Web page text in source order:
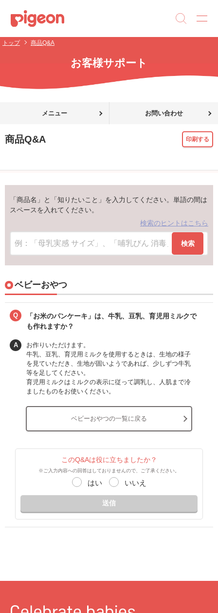
トップ 商品Q&A
お客様サポート
メニュー お問い合わせ
商品Q&A 印刷する
「商品名」と「知りたいこと」を入力してください。単語の間は
スペースを入れてください。
検索のヒントはこちら
検索
ベビーおやつ
Q
「お米のパンケーキ」は、牛乳、豆乳、育児用ミルクで
も作れますか？
A
お作りいただけます。
牛乳、豆乳、育児用ミルクを使用するときは、生地の様子
を見ていただき、生地が固いようであれば、少しずつ牛乳
等を足してください。
育児用ミルクはミルクの表示に従って調乳し、人肌まで冷
ましたものをお使いください。
ベビーおやつの一覧に戻る
このQ&Aは役に立ちましたか？
※ご入力内容への回答はしておりませんので、ご了承ください。
はい いいえ
送信